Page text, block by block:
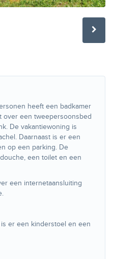
heeft een badkamer
over een tweepersoonsbed
De vakantiewoning is
Daarnaast is er een
op een parking. De
een toilet en een
een internetaansluiting
er een kinderstoel en een